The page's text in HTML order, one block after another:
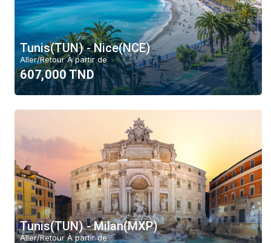
Tunis(TUN) - Nice(NCE)
Aller/Retour À partir de
607,000 TND
Tunis(TUN) - Milan(MXP)
Aller/Retour À partir de